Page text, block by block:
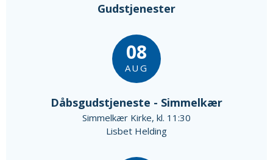
Gudstjenester
08
AUG
Dåbsgudstjeneste - Simmelkær
Simmelkær Kirke, kl. 11:30
Lisbet Helding